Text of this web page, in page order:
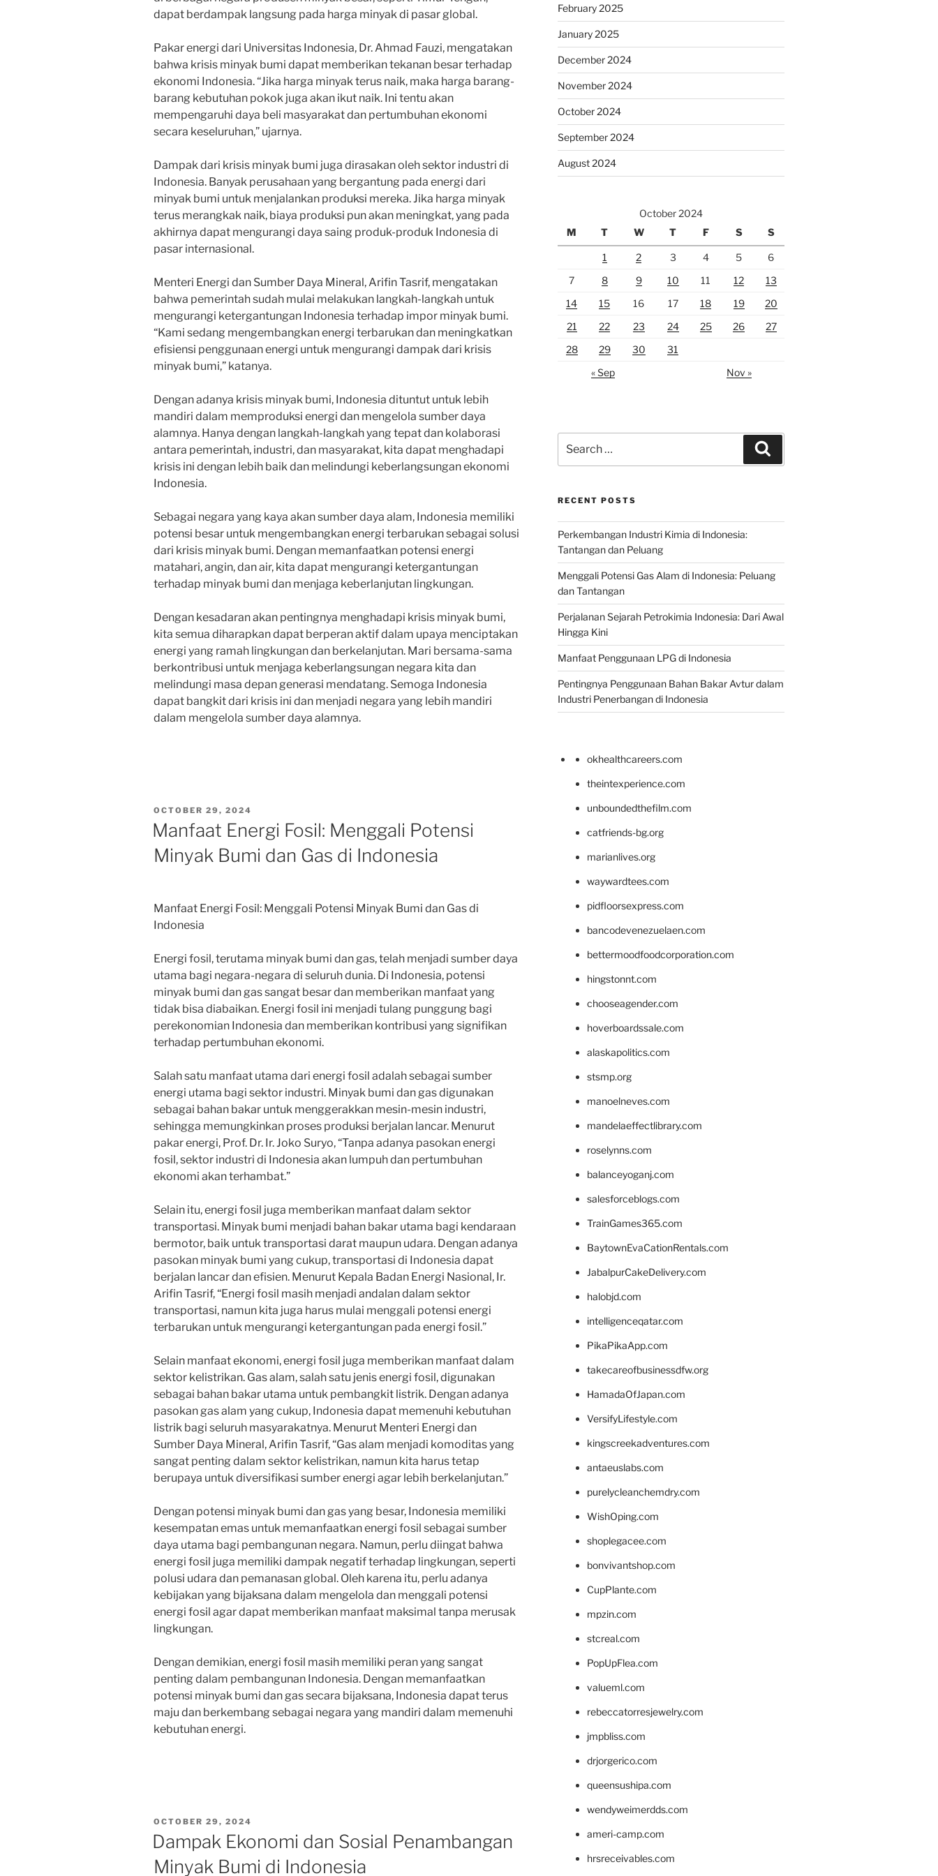
dapat berdampak langsung pada harga minyak di pasar global.
Pakar energi dari Universitas Indonesia, Dr. Ahmad Fauzi, mengatakan
bahwa krisis minyak bumi dapat memberikan tekanan besar terhadap
ekonomi Indonesia. “Jika harga minyak terus naik, maka harga barang-
barang kebutuhan pokok juga akan ikut naik. Ini tentu akan
mempengaruhi daya beli masyarakat dan pertumbuhan ekonomi
secara keseluruhan,” ujarnya.
Dampak dari krisis minyak bumi juga dirasakan oleh sektor industri di
Indonesia. Banyak perusahaan yang bergantung pada energi dari
minyak bumi untuk menjalankan produksi mereka. Jika harga minyak
terus merangkak naik, biaya produksi pun akan meningkat, yang pada
akhirnya dapat mengurangi daya saing produk-produk Indonesia di
pasar internasional.
Menteri Energi dan Sumber Daya Mineral, Arifin Tasrif, mengatakan
bahwa pemerintah sudah mulai melakukan langkah-langkah untuk
mengurangi ketergantungan Indonesia terhadap impor minyak bumi.
“Kami sedang mengembangkan energi terbarukan dan meningkatkan
efisiensi penggunaan energi untuk mengurangi dampak dari krisis
minyak bumi,” katanya.
Dengan adanya krisis minyak bumi, Indonesia dituntut untuk lebih
mandiri dalam memproduksi energi dan mengelola sumber daya
alamnya. Hanya dengan langkah-langkah yang tepat dan kolaborasi
antara pemerintah, industri, dan masyarakat, kita dapat menghadapi
krisis ini dengan lebih baik dan melindungi keberlangsungan ekonomi
Indonesia.
Sebagai negara yang kaya akan sumber daya alam, Indonesia memiliki
potensi besar untuk mengembangkan energi terbarukan sebagai solusi
dari krisis minyak bumi. Dengan memanfaatkan potensi energi
matahari, angin, dan air, kita dapat mengurangi ketergantungan
terhadap minyak bumi dan menjaga keberlanjutan lingkungan.
Dengan kesadaran akan pentingnya menghadapi krisis minyak bumi,
kita semua diharapkan dapat berperan aktif dalam upaya menciptakan
energi yang ramah lingkungan dan berkelanjutan. Mari bersama-sama
berkontribusi untuk menjaga keberlangsungan negara kita dan
melindungi masa depan generasi mendatang. Semoga Indonesia
dapat bangkit dari krisis ini dan menjadi negara yang lebih mandiri
dalam mengelola sumber daya alamnya.
POSTED
OCTOBER 29, 2024
Manfaat Energi Fosil: Menggali Potensi
Minyak Bumi dan Gas di Indonesia
Manfaat Energi Fosil: Menggali Potensi Minyak Bumi dan Gas di
Indonesia
Energi fosil, terutama minyak bumi dan gas, telah menjadi sumber daya
utama bagi negara-negara di seluruh dunia. Di Indonesia, potensi
minyak bumi dan gas sangat besar dan memberikan manfaat yang
tidak bisa diabaikan. Energi fosil ini menjadi tulang punggung bagi
perekonomian Indonesia dan memberikan kontribusi yang signifikan
terhadap pertumbuhan ekonomi.
Salah satu manfaat utama dari energi fosil adalah sebagai sumber
energi utama bagi sektor industri. Minyak bumi dan gas digunakan
sebagai bahan bakar untuk menggerakkan mesin-mesin industri,
sehingga memungkinkan proses produksi berjalan lancar. Menurut
pakar energi, Prof. Dr. Ir. Joko Suryo, “Tanpa adanya pasokan energi
fosil, sektor industri di Indonesia akan lumpuh dan pertumbuhan
ekonomi akan terhambat.”
Selain itu, energi fosil juga memberikan manfaat dalam sektor
transportasi. Minyak bumi menjadi bahan bakar utama bagi kendaraan
bermotor, baik untuk transportasi darat maupun udara. Dengan adanya
pasokan minyak bumi yang cukup, transportasi di Indonesia dapat
berjalan lancar dan efisien. Menurut Kepala Badan Energi Nasional, Ir.
Arifin Tasrif, “Energi fosil masih menjadi andalan dalam sektor
transportasi, namun kita juga harus mulai menggali potensi energi
terbarukan untuk mengurangi ketergantungan pada energi fosil.”
Selain manfaat ekonomi, energi fosil juga memberikan manfaat dalam
sektor kelistrikan. Gas alam, salah satu jenis energi fosil, digunakan
sebagai bahan bakar utama untuk pembangkit listrik. Dengan adanya
pasokan gas alam yang cukup, Indonesia dapat memenuhi kebutuhan
listrik bagi seluruh masyarakatnya. Menurut Menteri Energi dan
Sumber Daya Mineral, Arifin Tasrif, “Gas alam menjadi komoditas yang
sangat penting dalam sektor kelistrikan, namun kita harus tetap
berupaya untuk diversifikasi sumber energi agar lebih berkelanjutan.”
Dengan potensi minyak bumi dan gas yang besar, Indonesia memiliki
kesempatan emas untuk memanfaatkan energi fosil sebagai sumber
daya utama bagi pembangunan negara. Namun, perlu diingat bahwa
energi fosil juga memiliki dampak negatif terhadap lingkungan, seperti
polusi udara dan pemanasan global. Oleh karena itu, perlu adanya
kebijakan yang bijaksana dalam mengelola dan menggali potensi
energi fosil agar dapat memberikan manfaat maksimal tanpa merusak
lingkungan.
Dengan demikian, energi fosil masih memiliki peran yang sangat
penting dalam pembangunan Indonesia. Dengan memanfaatkan
potensi minyak bumi dan gas secara bijaksana, Indonesia dapat terus
maju dan berkembang sebagai negara yang mandiri dalam memenuhi
kebutuhan energi.
POSTED
ON
OCTOBER 29, 2024
Dampak Ekonomi dan Sosial Penambangan
Minyak Bumi di Indonesia
February 2025
January 2025
December 2024
November 2024
October 2024
September 2024
August 2024
October 2024
M
T W T F S S
1 2 3 4 5
6
7
8 9 10 11 12
13
14
15 16 17 18 19
20
21
22 23 24 25 26
27
28
29 30
31
« Sep
Nov »
for:
RECENT POSTS
Perkembangan Industri Kimia di Indonesia:
Tantangan dan Peluang
Menggali Potensi Gas Alam di Indonesia: Peluang
dan Tantangan
Perjalanan Sejarah Petrokimia Indonesia: Dari Awal
Hingga Kini
Manfaat Penggunaan LPG di Indonesia
Pentingnya Penggunaan Bahan Bakar Avtur dalam
Industri Penerbangan di Indonesia
okhealthcareers.com
theintexperience.com
unboundedthefilm.com
catfriends-bg.org
marianlives.org
waywardtees.com
pidfloorsexpress.com
bancodevenezuelaen.com
bettermoodfoodcorporation.com
hingstonnt.com
chooseagender.com
hoverboardssale.com
alaskapolitics.com
stsmp.org
manoelneves.com
mandelaeffectlibrary.com
roselynns.com
balanceyoganj.com
salesforceblogs.com
TrainGames365.com
BaytownEvaCationRentals.com
JabalpurCakeDelivery.com
halobjd.com
intelligenceqatar.com
PikaPikaApp.com
takecareofbusinessdfw.org
HamadaOfJapan.com
VersifyLifestyle.com
kingscreekadventures.com
antaeuslabs.com
purelycleanchemdry.com
WishOping.com
shoplegacee.com
bonvivantshop.com
CupPlante.com
mpzin.com
stcreal.com
PopUpFlea.com
valueml.com
rebeccatorresjewelry.com
jmpbliss.com
drjorgerico.com
queensushipa.com
wendyweimerdds.com
ameri-camp.com
hrsreceivables.com